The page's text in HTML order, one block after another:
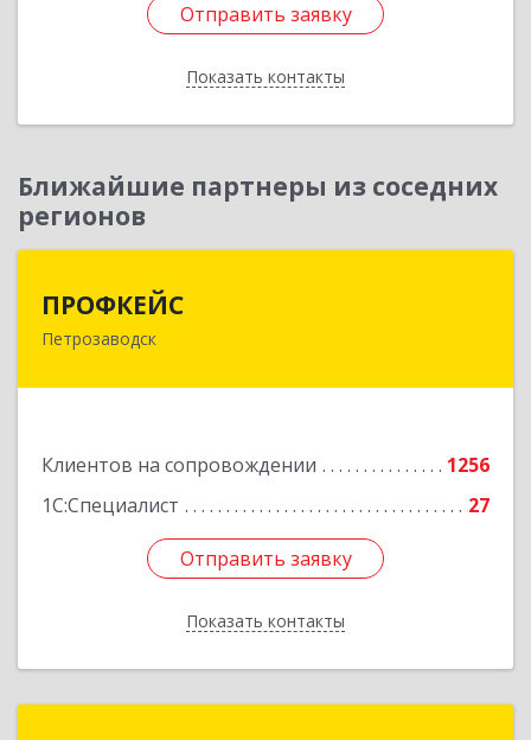
Отправить заявку
Показать контакты
Отправить заявку
Назад
Ближайшие партнеры из соседних
регионов
ПРОФКЕЙС
Петрозаводск
Клиентов на сопровождении
1256
1С:Специалист
27
Отправить заявку
Показать контакты
185035, Карелия Респ, Петрозаводск г, Красная
Отправить заявку
Назад